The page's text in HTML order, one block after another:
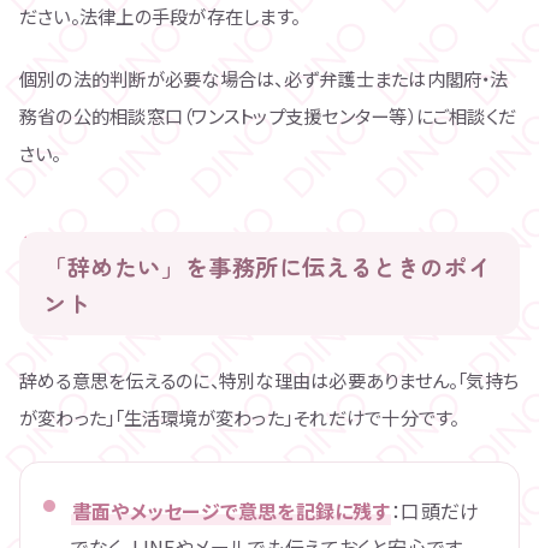
ださい。法律上の手段が存在します。
個別の法的判断が必要な場合は、必ず弁護士または内閣府・法
務省の公的相談窓口（ワンストップ支援センター等）にご相談くだ
さい。
「辞めたい」を事務所に伝えるときのポイ
ント
辞める意思を伝えるのに、特別な理由は必要ありません。「気持ち
が変わった」「生活環境が変わった」それだけで十分です。
書面やメッセージで意思を記録に残す：口頭だけ